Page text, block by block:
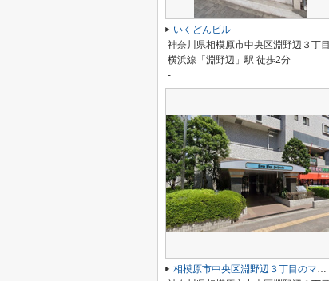
いくどんビル
神奈川県相模原市中央区淵野辺３丁目
横浜線「淵野辺」駅 徒歩2分
-
相模原市中央区淵野辺３丁目のマンション